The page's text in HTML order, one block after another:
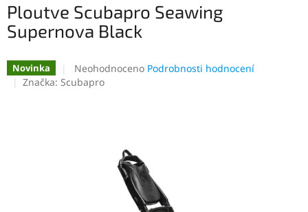
Ploutve Scubapro Seawing
Supernova Black
Novinka
Průměrné
hodnocení
hvězdiček.
Neohodnoceno Podrobnosti hodnocení
Značka: Scubapro